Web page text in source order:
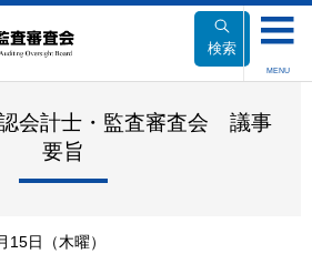
検索
MENU
計士・監査審査会 議事
要旨
15日（木曜）